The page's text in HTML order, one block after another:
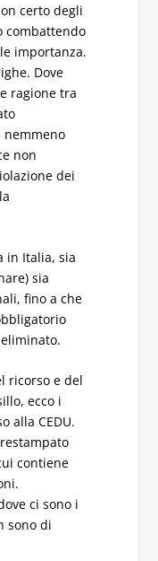
certo degli
combattendo
importanza.
Dove
ragione tra
nemmeno
non
dei
in Italia, sia
sia
fino a che
ricorso e del
ecco i
alla CEDU.
contiene
ci sono i
sono di